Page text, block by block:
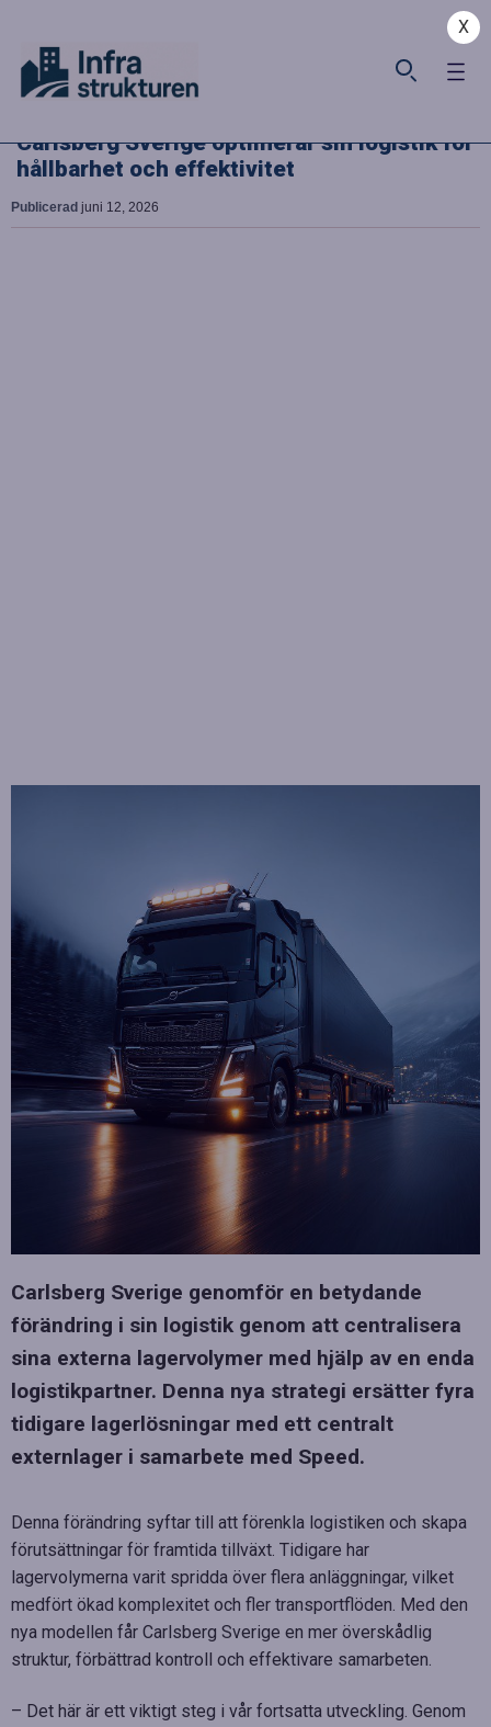
X
Carlsberg Sverige optimerar sin logistik för
hållbarhet och effektivitet
Publicerad juni 12, 2026
Carlsberg Sverige genomför en betydande
förändring i sin logistik genom att centralisera
sina externa lagervolymer med hjälp av en enda
logistikpartner. Denna nya strategi ersätter fyra
tidigare lagerlösningar med ett centralt
externlager i samarbete med Speed.
Denna förändring syftar till att förenkla logistiken och skapa
förutsättningar för framtida tillväxt. Tidigare har
lagervolymerna varit spridda över flera anläggningar, vilket
medfört ökad komplexitet och fler transportflöden. Med den
nya modellen får Carlsberg Sverige en mer överskådlig
struktur, förbättrad kontroll och effektivare samarbeten.
– Det här är ett viktigt steg i vår fortsatta utveckling. Genom